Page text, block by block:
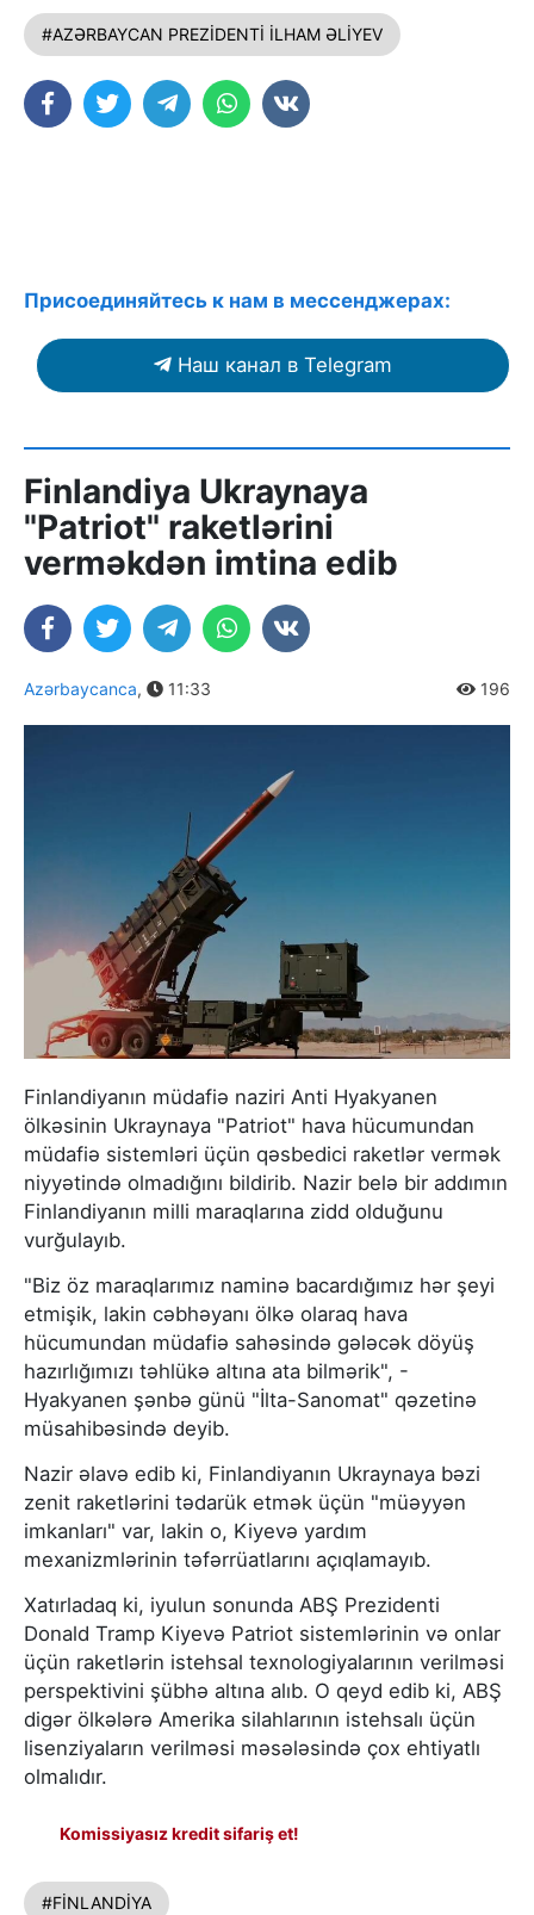
#AZƏRBAYCAN PREZİDENTİ İLHAM ƏLİYEV
Присоединяйтесь к нам в мессенджерах:
Наш канал в Telegram
Finlandiya Ukraynaya
"Patriot" raketlərini
verməkdən imtina edib
Azərbaycanca, 11:33 196
Finlandiyanın müdafiə naziri Anti Hyakyanen
ölkəsinin Ukraynaya "Patriot" hava hücumundan
müdafiə sistemləri üçün qəsbedici raketlər vermək
niyyətində olmadığını bildirib. Nazir belə bir addımın
Finlandiyanın milli maraqlarına zidd olduğunu
vurğulayıb.
"Biz öz maraqlarımız naminə bacardığımız hər şeyi
etmişik, lakin cəbhəyanı ölkə olaraq hava
hücumundan müdafiə sahəsində gələcək döyüş
hazırlığımızı təhlükə altına ata bilmərik", -
Hyakyanen şənbə günü "İlta-Sanomat" qəzetinə
müsahibəsində deyib.
Nazir əlavə edib ki, Finlandiyanın Ukraynaya bəzi
zenit raketlərini tədarük etmək üçün "müəyyən
imkanları" var, lakin o, Kiyevə yardım
mexanizmlərinin təfərrüatlarını açıqlamayıb.
Xatırladaq ki, iyulun sonunda ABŞ Prezidenti
Donald Tramp Kiyevə Patriot sistemlərinin və onlar
üçün raketlərin istehsal texnologiyalarının verilməsi
perspektivini şübhə altına alıb. O qeyd edib ki, ABŞ
digər ölkələrə Amerika silahlarının istehsalı üçün
lisenziyaların verilməsi məsələsində çox ehtiyatlı
olmalıdır.
Komissiyasız kredit sifariş et!
#FİNLANDİYA